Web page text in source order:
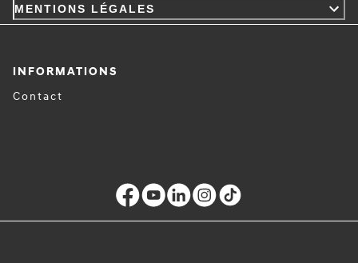
MENTIONS LÉGALES
INFORMATIONS
Contact